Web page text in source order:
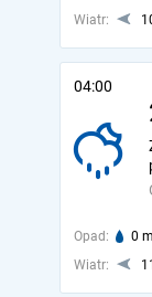
Wiatr:
04:00
Opad: 0
Wiatr: